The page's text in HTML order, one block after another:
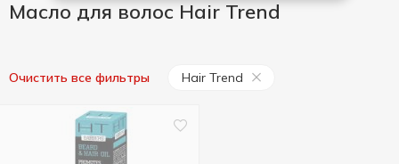
Масло для волос Hair Trend
Очистить все фильтры Hair Trend